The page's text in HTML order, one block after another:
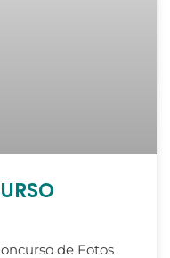
de Fotos